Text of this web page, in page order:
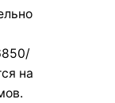
на